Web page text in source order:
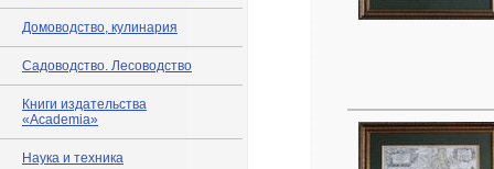
Домоводство, кулинария
Садоводство. Лесоводство
Книги издательства
«Academia»
Наука и техника